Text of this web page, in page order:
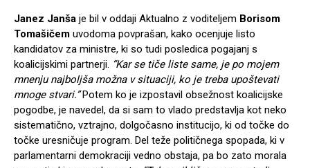
Janez Janša je bil v oddaji Aktualno z voditeljem Borisom
Tomašičem uvodoma povprašan, kako ocenjuje listo
kandidatov za ministre, ki so tudi posledica pogajanj s
koalicijskimi partnerji. “Kar se tiče liste same, je po mojem
mnenju najboljša možna v situaciji, ko je treba upoštevati
mnoge stvari.”Potem ko je izpostavil obsežnost koalicijske
pogodbe, je navedel, da si sam to vlado predstavlja kot neko
sistematično, vztrajno, dolgočasno institucijo, ki od točke do
točke uresničuje program. Del teže političnega spopada, ki v
parlamentarni demokraciji vedno obstaja, pa bo zato morala